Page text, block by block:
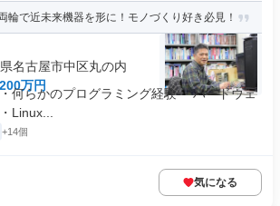
輪で近未来機器を形に！モノづくり好き必見！
名古屋市中区丸の内
万円
何らかのプログラミング経験 ・ハードウェ
Linux...
+14個
気になる